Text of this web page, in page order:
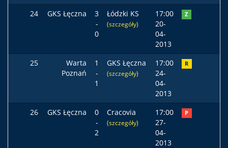
24 GKS Łęczna
3
-
0
Łódzki KS
(szczegóły)
17:00
20-
04-
2013
Z
25
Warta
Poznań
1
-
1
GKS Łęczna
(szczegóły)
17:00
24-
04-
2013
R
26 GKS Łęczna
0
-
2
Cracovia
(szczegóły)
17:00
27-
04-
2013
P